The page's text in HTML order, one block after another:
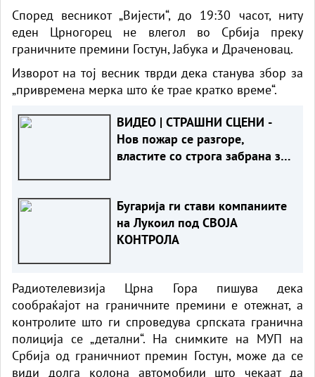
Според весникот „Вијести“, до 19:30 часот, ниту
еден Црногорец не влегол во Србија преку
граничните премини Гостун, Јабука и Драченовац.
Изворот на тој весник тврди дека станува збор за
„привремена мерка што ќе трае кратко време“.
ВИДЕО | СТРАШНИ СЦЕНИ -
Нов пожар се разгоре,
властите со строга забрана за
Бугарија ги стави компаниите
на Лукоил под СВОЈА
КОНТРОЛА
Радиотелевизија Црна Гора пишува дека
сообраќајот на граничните премини е отежнат, а
контролите што ги спроведува српската гранична
полиција се „детални“. На снимките на МУП на
Србија од граничниот премин Гостун, може да се
види долга колона автомобили што чекаат да